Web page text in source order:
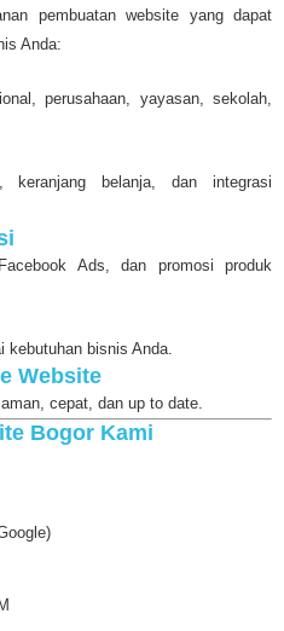
pembuatan website yang dapat
Anda:
perusahaan, yayasan, sekolah,
keranjang belanja, dan integrasi
Ads, dan promosi produk
kebutuhan bisnis Anda.
Website
cepat, dan up to date.
Bogor Kami